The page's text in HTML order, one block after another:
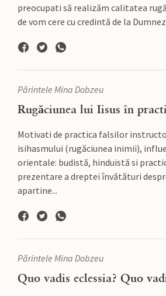
preocupati să realizăm calitatea
de vom cere cu credintă de la
Părintele Mina Dobzeu
Rugăciunea lui Iisus în
Motivati de practica falsilor
isihasmului (rugăciunea inimii),
orientale: budistă, hinduistă si
prezentare a dreptei învătături
apartine...
Părintele Mina Dobzeu
Quo vadis eclessia? Quo